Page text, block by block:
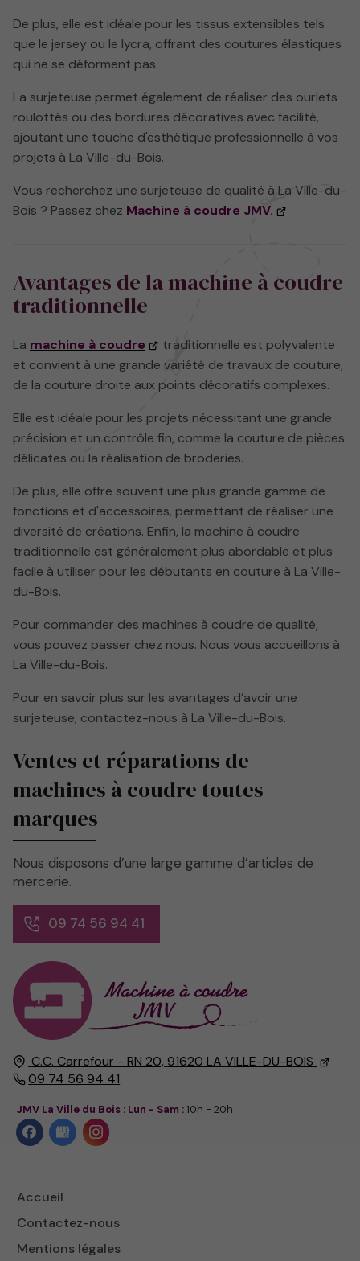
De plus, elle est idéale pour les tissus extensibles tels
que le jersey ou le lycra, offrant des coutures élastiques
qui ne se déforment pas.
La surjeteuse permet également de réaliser des ourlets
roulottés ou des bordures décoratives avec facilité,
ajoutant une touche d'esthétique professionnelle à vos
projets à La Ville-du-Bois.
Vous recherchez une surjeteuse de qualité à La Ville-du-
Bois ? Passez chez Machine à coudre JMV.
Avantages de la machine à coudre
traditionnelle
La machine à coudre
traditionnelle est polyvalente
et convient à une grande variété de travaux de couture,
de la couture droite aux points décoratifs complexes.
Elle est idéale pour les projets nécessitant une grande
précision et un contrôle fin, comme la couture de pièces
délicates ou la réalisation de broderies.
De plus, elle offre souvent une plus grande gamme de
fonctions et d'accessoires, permettant de réaliser une
diversité de créations. Enfin, la machine à coudre
traditionnelle est généralement plus abordable et plus
facile à utiliser pour les débutants en couture à La Ville-
du-Bois.
Pour commander des machines à coudre de qualité,
vous pouvez passer chez nous. Nous vous accueillons à
La Ville-du-Bois.
Pour en savoir plus sur les avantages d’avoir une
surjeteuse, contactez-nous à La Ville-du-Bois.
C.C. Carrefour - RN 20, 91620 LA VILLE-DU-BOIS
09 74 56 94 41
JMV La Ville du Bois : Lun - Sam :10h - 20h
Accueil
Contactez-nous
Mentions légales
Ventes et réparations de
machines à coudre toutes
marques
Nous disposons d’une large gamme d’articles de
mercerie.
09 74 56 94 41